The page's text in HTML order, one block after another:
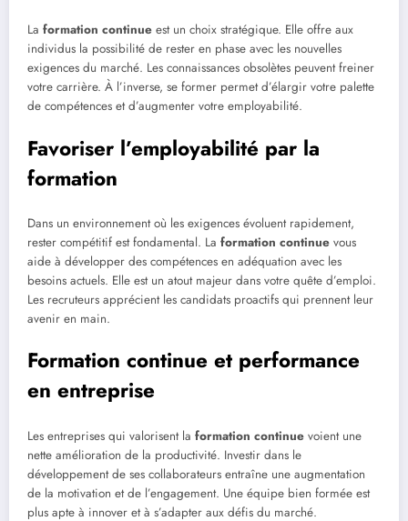
La formation continue est un choix stratégique. Elle offre aux
individus la possibilité de rester en phase avec les nouvelles
exigences du marché. Les connaissances obsolètes peuvent freiner
votre carrière. À l’inverse, se former permet d’élargir votre palette
de compétences et d’augmenter votre employabilité.
Favoriser l’employabilité par la
formation
Dans un environnement où les exigences évoluent rapidement,
rester compétitif est fondamental. La formation continue vous
aide à développer des compétences en adéquation avec les
besoins actuels. Elle est un atout majeur dans votre quête d’emploi.
Les recruteurs apprécient les candidats proactifs qui prennent leur
avenir en main.
Formation continue et performance
en entreprise
Les entreprises qui valorisent la formation continue voient une
nette amélioration de la productivité. Investir dans le
développement de ses collaborateurs entraîne une augmentation
de la motivation et de l’engagement. Une équipe bien formée est
plus apte à innover et à s’adapter aux défis du marché.